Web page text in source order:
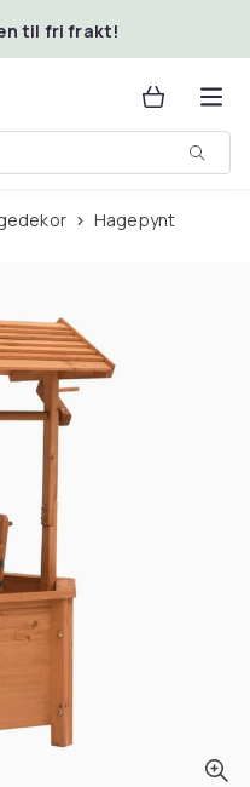
til fri frakt!
Hagepynt